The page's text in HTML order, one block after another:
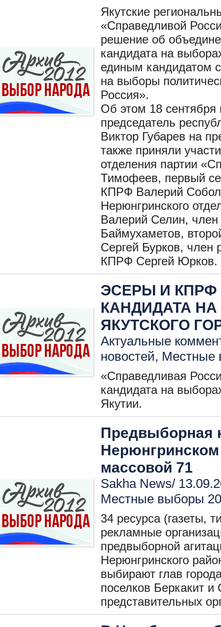
Якутские
«Справедливой
решение об
кандидата на
единым кандидатом
на выборы
Россия».
Об этом 18
председатель
Виктор Губарев на
также приняли
отделения партии
Тимофеев, первый
КПРФ Валерий
Нерюнгринского
Валерий Селин,
Баймухаметов,
Сергей Бурков, член
КПРФ Сергей Юрков.
ЭСЕРЫ И
КАНДИДАТА
ЯКУТСКОГО
Актуальные
новостей, Местные
«Справедливая
кандидата на
Якутии.
Предвыборная
массовой 71
Sakha News/
Местные выборы
34 ресурса (газеты,
рекламные
предвыборной
Нерюнгринского
выбирают глав
поселков Беркакит
представительных